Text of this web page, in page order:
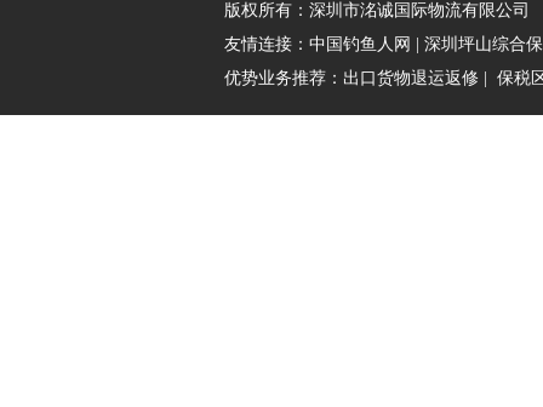
版权所有： 深圳市洺诚国际物流有限公司
友情连接： 中国钓鱼人网
深圳坪山综合
优势业务推荐： 出口货物退运返修| 保税